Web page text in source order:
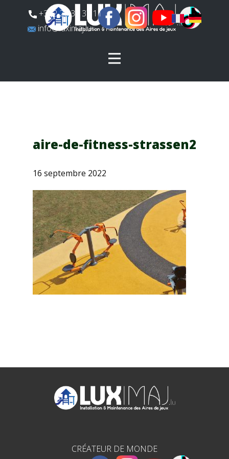
​+352 26 31 37 11
​info@luximaj.lu
aire-de-fitness-strassen2
16 septembre 2022
CRÉATEUR DE MONDE